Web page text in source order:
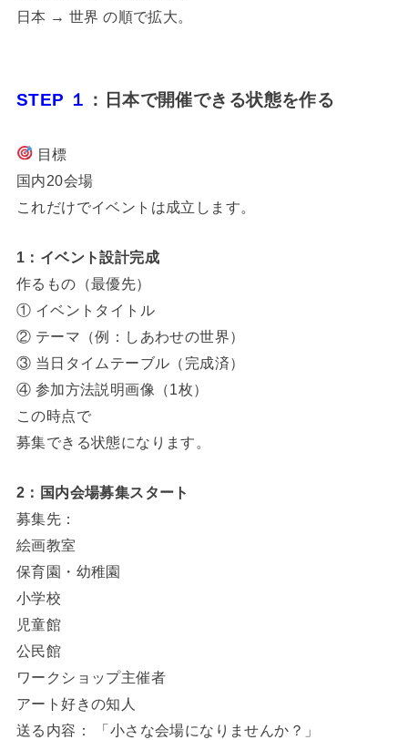
日本 → 世界 の順で拡大。
STEP １ ：日本で開催できる状態を作る
目標
国内20会場
これだけでイベントは成立します。
1：イベント設計完成
作るもの（最優先）
① イベントタイトル
② テーマ（例：しあわせの世界）
③ 当日タイムテーブル（完成済）
④ 参加方法説明画像（1枚）
この時点で
募集できる状態になります。
2：国内会場募集スタート
募集先：
絵画教室
保育園・幼稚園
小学校
児童館
公民館
ワークショップ主催者
アート好きの知人
送る内容： 「小さな会場になりませんか？」